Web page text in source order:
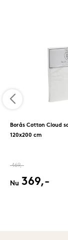
Borås Cotton Cloud
120x200 cm
469,-
Nu 369,-